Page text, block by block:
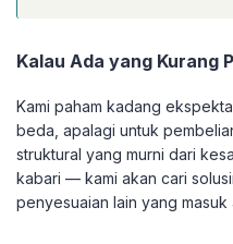
Kalau Ada yang Kurang
Kami paham kadang
beda, apalagi untuk
struktural yang murni dari
kabari — kami akan cari
penyesuaian lain yang masuk